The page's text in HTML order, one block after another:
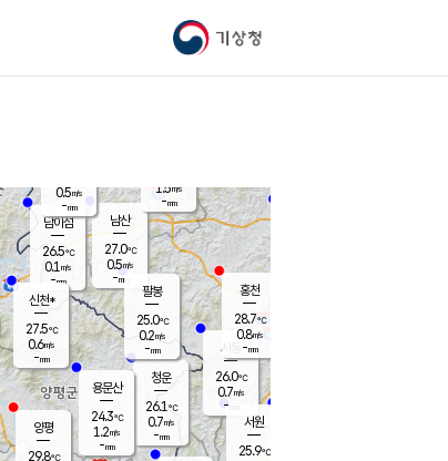
기상청
남이섬
26.5℃
0.1 m/s
-mm
남산
27.0℃
0.5m/s
-mm
청운
26.1℃
0.7m/s
-mm
팔봉
25.0℃
0.2m/s
-mm
0.5m/s
-mm
신천*
27.5℃
0.6m/s
-mm
시동
26.0℃
0.7m/s
- mm
서원
25.9℃
용문산
24.3℃
1.2m/s
-mm
홍천
28.7℃
0.8m/s
-mm
양평
29.8℃
1.5m/s
-mm